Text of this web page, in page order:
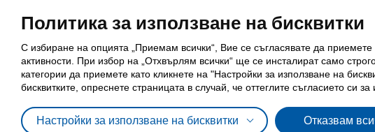
Политика за използване на бисквитки (Cookies)
Обща политика за личните данни
Политика за
Политика за защита на лични данни на
Политика за използване на бисквитки
С избиране на опцията „Приемам всички“, Вие се съгласявате да
активности. При избор на „Отхвърлям всички“ ще се инсталират само
категории да приемете като кликнете на "Настройки за използване на
бисквитките, опреснете страницата в случай, че оттеглите съгласието си за
Настройки за използване на бисквитки Отказвам